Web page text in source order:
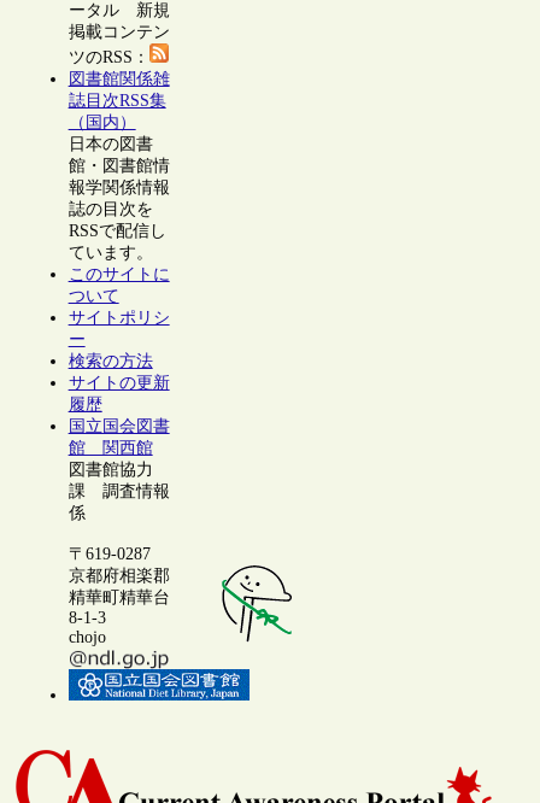
ータル 新規
掲載コンテン
ツのRSS：
図書館関係雑
誌目次RSS集
（国内）
日本の図書
館・図書館情
報学関係情報
誌の目次を
RSSで配信し
ています。
このサイトに
ついて
サイトポリシ
ー
検索の方法
サイトの更新
履歴
国立国会図書
館 関西館
図書館協力
課 調査情報
係
〒619-0287
京都府相楽郡
精華町精華台
8-1-3
chojo